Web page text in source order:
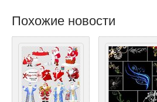
Похожие новости